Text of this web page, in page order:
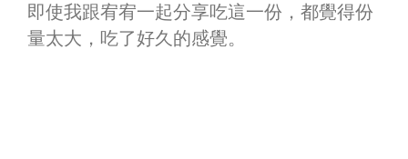
即使我跟宥宥一起分享吃這一份，都覺得份
量太大，吃了好久的感覺。